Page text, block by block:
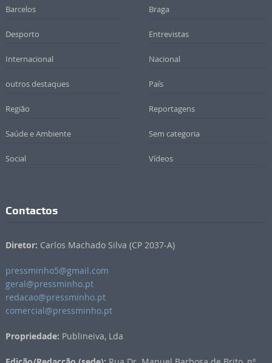
Barcelos Braga
Desporto Entrevistas
Internacional Nacional
outros destaques País
Região Reportagens
Saúde e Ambiente Sem categoria
Social Vídeos
Contactos
Diretor: Carlos Machado Silva (CP 2037-A)
pressminho5@gmail.com
geral@pressminho.pt
redacao@pressminho.pt
comercial@pressminho.pt
Propriedade: Publineiva, Lda